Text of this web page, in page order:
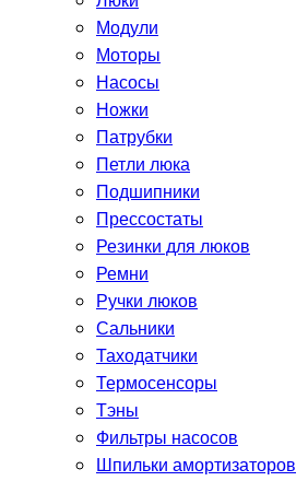
Модули
Моторы
Насосы
Ножки
Патрубки
Петли люка
Подшипники
Прессостаты
Резинки для люков
Ремни
Ручки люков
Сальники
Таходатчики
Термосенсоры
Тэны
Фильтры насосов
Шпильки амортизаторов